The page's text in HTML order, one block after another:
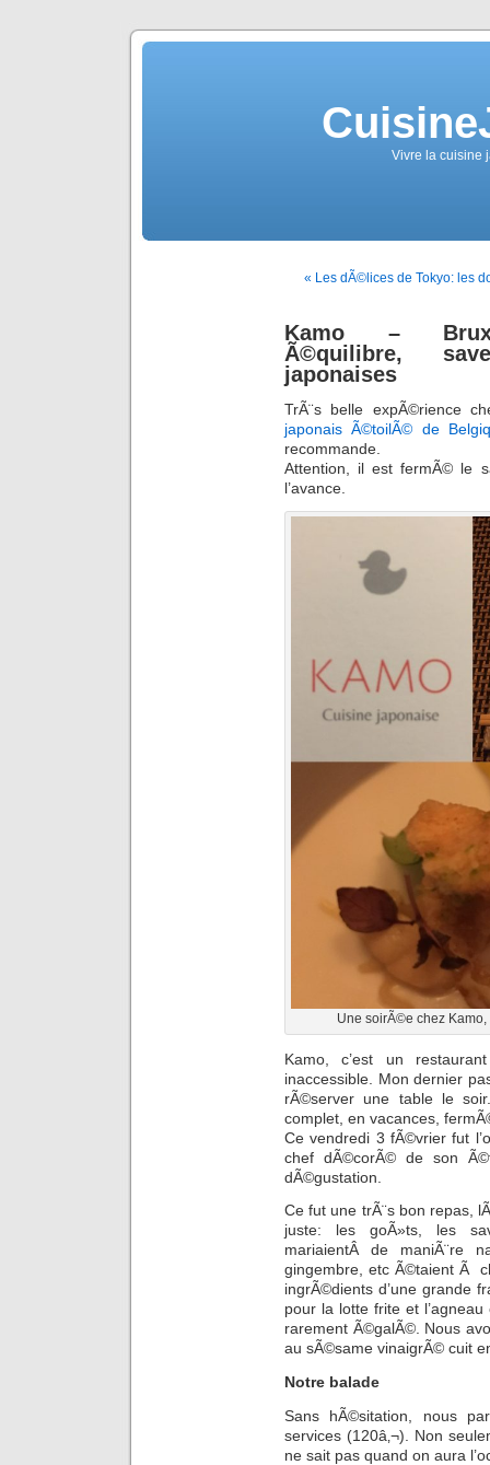
Vivre la cuisine
« Les dÃ©lices de Tokyo: les
Kamo –
Ã©quilibre,
japonaises
TrÃ¨s belle expÃ©rience
japonais Ã©toilÃ© de
recommande.
Attention, il est fermÃ© le
l’avance.
Une soirÃ©e chez
Kamo, c’est un
inaccessible. Mon dernier
rÃ©server une table le
complet, en vacances,
Ce vendredi 3 fÃ©vrier fut
chef dÃ©corÃ© de son
dÃ©gustation.
Ce fut une trÃ¨s bon repas,
juste: les goÃ»ts, les
mariaientÂ de maniÃ¨re
gingembre, etc Ã©taient Ã
ingrÃ©dients d’une grande
pour la lotte frite et
rarement Ã©galÃ©. Nous
au sÃ©same vinaigrÃ© cuit
Notre balade
Sans hÃ©sitation, nous
services (120â‚¬). Non
ne sait pas quand on aura